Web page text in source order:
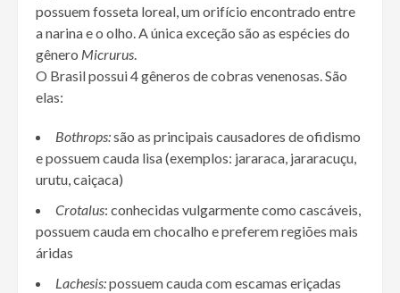
possuem fosseta loreal, um orifício encontrado entre
a narina e o olho. A única exceção são as espécies do
gênero Micrurus.
O Brasil possui 4 gêneros de cobras venenosas. São
elas:
Bothrops:são as principais causadores de ofidismo
e possuem cauda lisa (exemplos: jararaca, jararacuçu,
urutu, caiçaca)
Crotalus: conhecidas vulgarmente como cascáveis,
possuem cauda em chocalho e preferem regiões mais
áridas
Lachesis:possuem cauda com escamas eriçadas